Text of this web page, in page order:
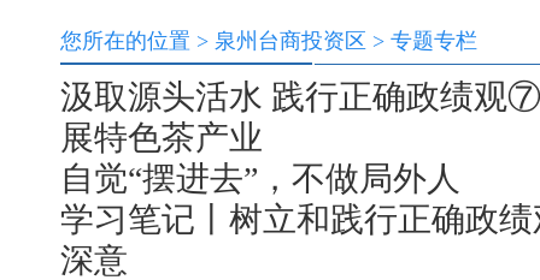
您所在的位置 > 泉州台商投资区 > 专题专栏
汲取源头活水 践行正确政绩观
展特色茶产业
自觉“摆进去”，不做局外人
学习笔记丨树立和践行正确政
深意